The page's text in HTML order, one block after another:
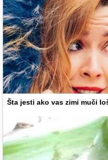
Šta jesti ako vas zimi muči